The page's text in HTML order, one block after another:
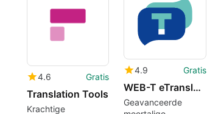
4.6 Gratis
Translation Tools
Krachtige
4.9 Gratis
WEB-T eTranslation Multilingual
Geavanceerde